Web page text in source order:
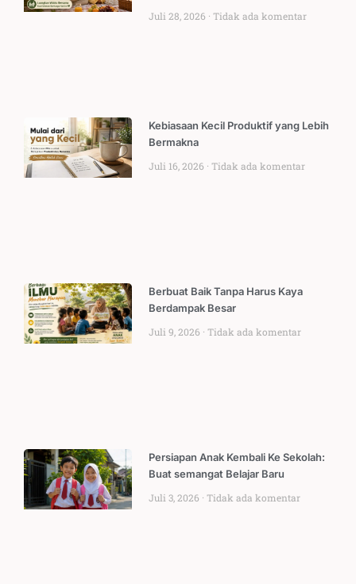
Juli 28, 2026
Tidak ada komentar
Kebiasaan Kecil Produktif yang Lebih
Bermakna
Juli 16, 2026
Tidak ada komentar
Berbuat Baik Tanpa Harus Kaya
Berdampak Besar
Juli 9, 2026
Tidak ada komentar
Persiapan Anak Kembali Ke Sekolah:
Buat semangat Belajar Baru
Juli 3, 2026
Tidak ada komentar